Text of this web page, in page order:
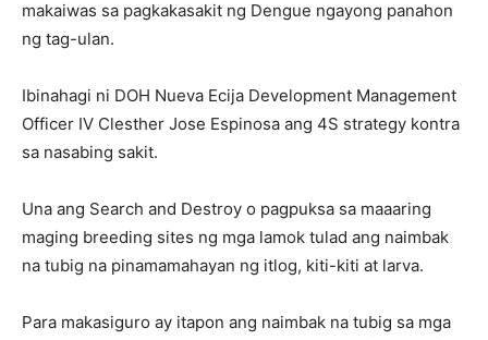
makaiwas sa pagkakasakit ng Dengue ngayong panahon
ng tag-ulan.
Ibinahagi ni DOH Nueva Ecija Development Management
Officer IV Clesther Jose Espinosa ang 4S strategy kontra
sa nasabing sakit.
Una ang Search and Destroy o pagpuksa sa maaaring
maging breeding sites ng mga lamok tulad ang naimbak
na tubig na pinamamahayan ng itlog, kiti-kiti at larva.
Para makasiguro ay itapon ang naimbak na tubig sa mga